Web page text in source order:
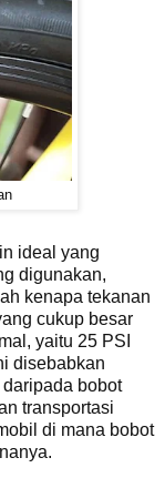
ideal yang
digunakan,
kenapa tekanan
cukup besar
yaitu 25 PSI
disebabkan
bobot
transportasi
di mana bobot